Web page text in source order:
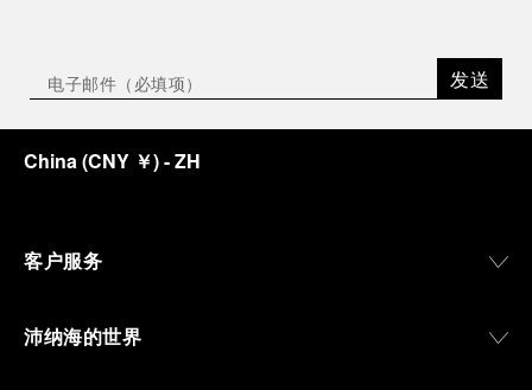
发送
China(CNY ￥)- ZH
客户服务
沛纳海的世界